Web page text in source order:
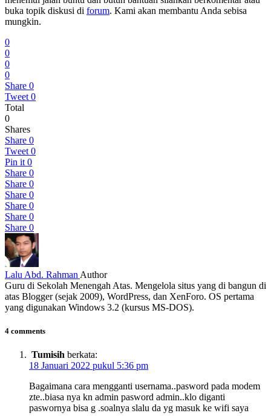
buka topik diskusi di forum. Kami akan membantu Anda sebisa
mungkin.
0
0
0
0
Share 0
Tweet 0
Total
0
Shares
Share 0
Tweet 0
Pin it 0
Share 0
Share 0
Share 0
Share 0
Share 0
Share 0
Lalu Abd. Rahman Author
Guru di Sekolah Menengah Atas. Mengelola situs yang di bangun di
atas Blogger (sejak 2009), WordPress, dan XenForo. OS pertama
yang digunakan Windows 3.2 (kursus MS-DOS).
4 comments
Tumisih berkata:
18 Januari 2022 pukul 5:36 pm
Bagaimana cara mengganti usernama..pasword pada modem
zte..biasa nya kn admin pasword admin..klo diganti
paswornya bisa g .soalnya slalu da yg masuk ke wifi saya